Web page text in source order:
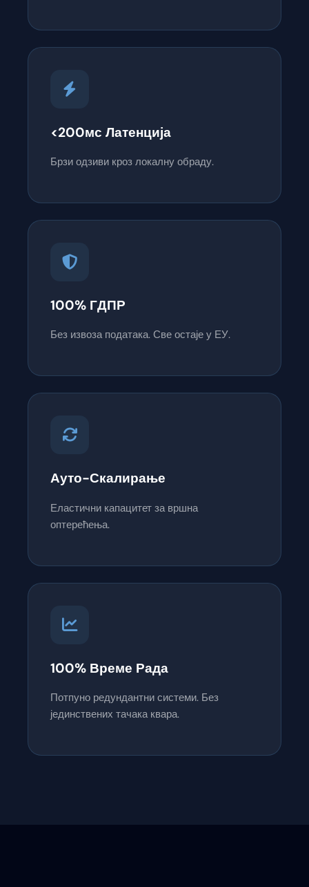
<200мс Латенција
Брзи одзиви кроз локалну обраду.
100% ГДПР
Без извоза података. Све остаје у ЕУ.
Ауто-Скалирање
Еластични капацитет за вршна
оптерећења.
100% Време Рада
Потпуно редундантни системи. Без
јединствених тачака квара.